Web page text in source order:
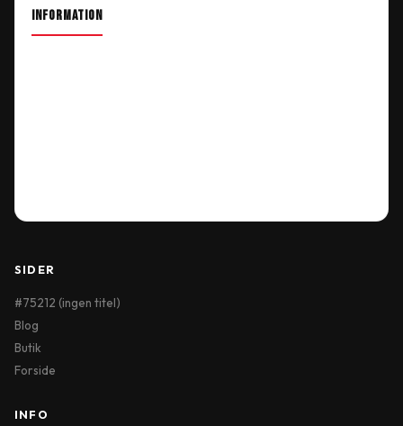
INFORMATION
SIDER
#75212 (ingen titel)
Blog
Butik
Forside
INFO